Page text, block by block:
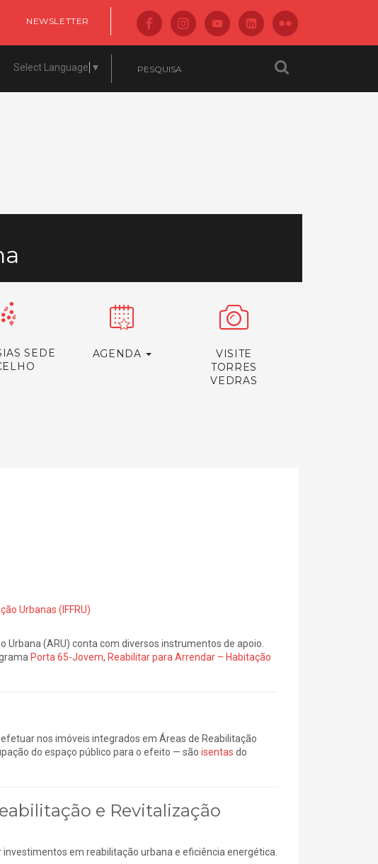
NEWSLETTER
Select Language ▼
SEDE
AGENDA
VISITE
TORRES
VEDRAS
Urbanas (IFFRU)
(ARU) conta com diversos instrumentos de apoio.
Porta 65-Jovem, Reabilitar para Arrendar – Habitação
nos imóveis integrados em Áreas de Reabilitação
do espaço público para o efeito — são isentas do
e Revitalização
em reabilitação urbana e eficiência energética.